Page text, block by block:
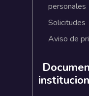
personales
Solicitudes
Aviso de